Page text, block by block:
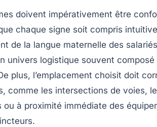
doivent impérativement être
chaque signe soit compris
de la langue maternelle des
univers logistique souvent composé
plus, l’emplacement choisit doit
comme les intersections de voies,
ou à proximité immédiate des